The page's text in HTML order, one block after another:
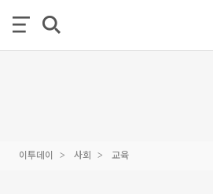
이투데이 사회 교육